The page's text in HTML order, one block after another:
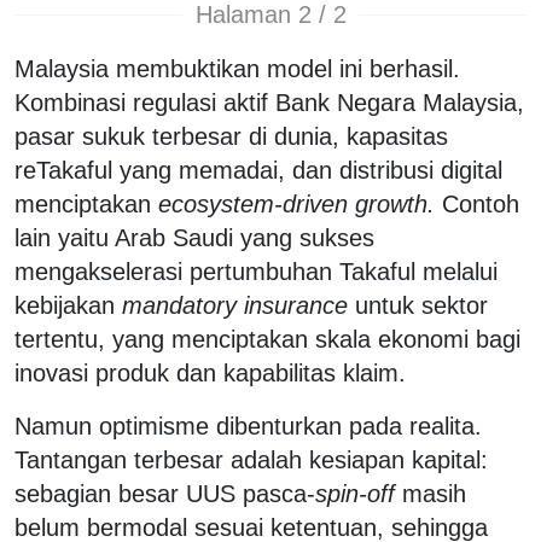
Halaman 2 / 2
Malaysia membuktikan model ini berhasil.
Kombinasi regulasi aktif Bank Negara Malaysia,
pasar sukuk terbesar di dunia, kapasitas
reTakaful yang memadai, dan distribusi digital
menciptakan ecosystem-driven growth. Contoh
lain yaitu Arab Saudi yang sukses
mengakselerasi pertumbuhan Takaful melalui
kebijakan mandatory insurance untuk sektor
tertentu, yang menciptakan skala ekonomi bagi
inovasi produk dan kapabilitas klaim.
Namun optimisme dibenturkan pada realita.
Tantangan terbesar adalah kesiapan kapital:
sebagian besar UUS pasca-spin-offmasih
belum bermodal sesuai ketentuan, sehingga